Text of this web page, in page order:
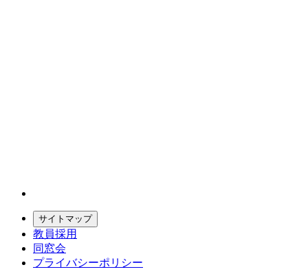
サイトマップ
教員採用
同窓会
プライバシーポリシー